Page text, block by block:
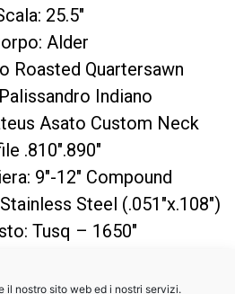
il nostro sito web ed i nostri servizi.
25.5″
Alder
Roasted Quartersawn
Indiano
Asato Custom Neck
.810″.890″
9″-12″ Compound
Steel (.051″x.108″)
Tusq – 1650″
Locking (18:1 ratio)